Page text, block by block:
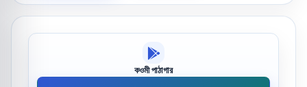
কওমী পাঠাগার